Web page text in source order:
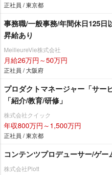
正社員 / 東京都
事務職/一般事務/年間休日125日
昇給あり
MeilleureVie株式会社
月給26万円～50万円
正社員 / 大阪府
プロダクトマネージャー「サー
「紹介/教育/研修」
株式会社クイック
年収800万円～1,500万円
正社員 / 東京都
コンテンツプロデューサー/ゲー
株式会社Plott